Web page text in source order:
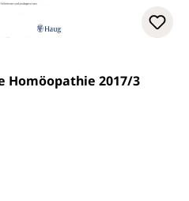
Homöopathie 2017/3